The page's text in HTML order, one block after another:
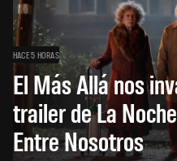
HACE 5 HORAS
El Más Allá nos
trailer de La
Entre Nosotros